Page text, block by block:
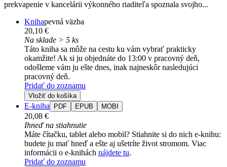
prekvapenie v kancelárii výkonného riaditeľa spoznala svojho...
Knihapevná väzba
20,10 €
Na sklade > 5 ks
Táto kniha sa môže na cestu ku vám vybrať prakticky
okamžite! Ak si ju objednáte do 13:00 v pracovný deň,
odošleme vám ju ešte dnes, inak najneskôr nasledujúci
pracovný deň.
Pridať do zoznamu
Vložiť do košíka
E-kniha PDF EPUB MOBI
20,08 €
Ihneď na stiahnutie
Máte čítačku, tablet alebo mobil? Stiahnite si do nich e-knihu:
budete ju mať hneď a ešte aj ušetríte život stromom. Viac
informácii o e-knihách nájdete tu.
Pridať do zoznamu